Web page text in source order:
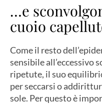
…e
cuoio
Come il resto
sensibile all’eccessivo
ripetute, il suo
per seccarsi o
sole. Per questo è